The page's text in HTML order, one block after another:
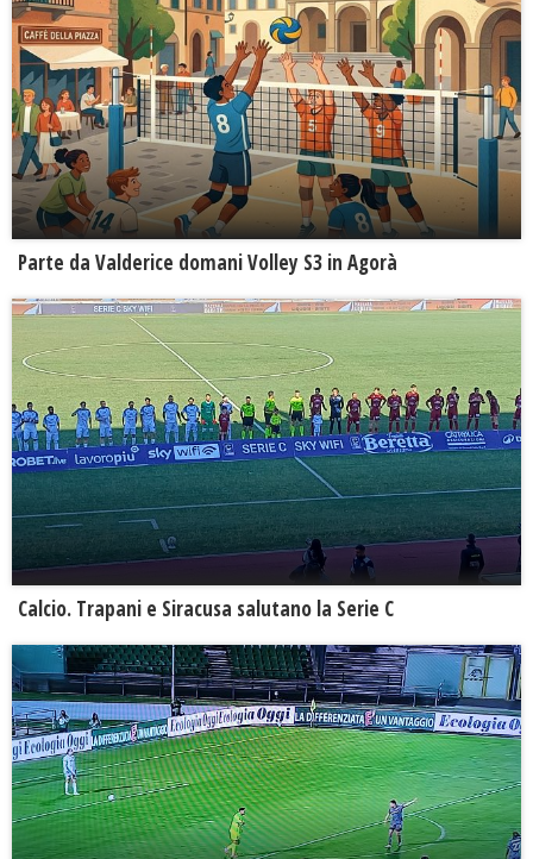
Parte da Valderice domani Volley S3 in Agorà
Calcio. Trapani e Siracusa salutano la Serie C